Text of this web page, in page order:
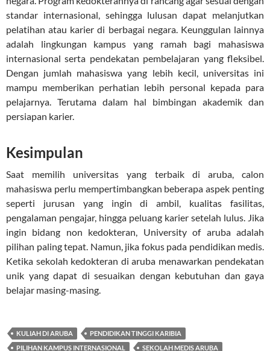
standar internasional, sehingga lulusan dapat melanjutkan
pelatihan atau karier di berbagai negara. Keunggulan lainnya
adalah lingkungan kampus yang ramah bagi mahasiswa
internasional serta pendekatan pembelajaran yang fleksibel.
Dengan jumlah mahasiswa yang lebih kecil, universitas ini
mampu memberikan perhatian lebih personal kepada para
pelajarnya. Terutama dalam hal bimbingan akademik dan
persiapan karier.
Kesimpulan
Saat memilih universitas yang terbaik di aruba, calon
mahasiswa perlu mempertimbangkan beberapa aspek penting
seperti jurusan yang ingin di ambil, kualitas fasilitas,
pengalaman pengajar, hingga peluang karier setelah lulus. Jika
ingin bidang non kedokteran, University of aruba adalah
pilihan paling tepat. Namun, jika fokus pada pendidikan medis.
Ketika sekolah kedokteran di aruba menawarkan pendekatan
unik yang dapat di sesuaikan dengan kebutuhan dan gaya
belajar masing-masing.
KULIAH DI ARUBA
PENDIDIKAN TINGGI KARIBIA
PILIHAN KAMPUS INTERNASIONAL
SEKOLAH MEDIS ARUBA